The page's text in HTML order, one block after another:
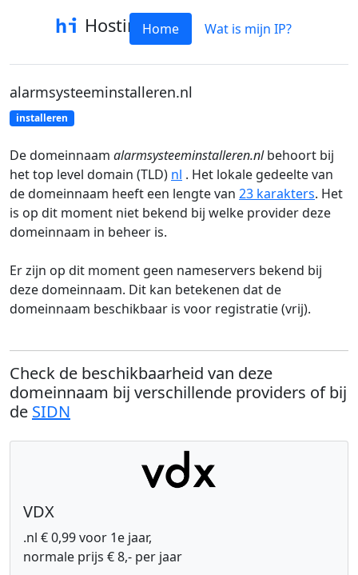
HostinfoHome Wat is mijn IP?
alarmsysteeminstalleren.nl
installeren
De domeinnaam alarmsysteeminstalleren.nlbehoort bij
het top level domain (TLD) nl . Het lokale gedeelte van
de domeinnaam heeft een lengte van 23 karakters. Het
is op dit moment niet bekend bij welke provider deze
domeinnaam in beheer is.
Er zijn op dit moment geen nameservers bekend bij
deze domeinnaam. Dit kan betekenen dat de
domeinnaam beschikbaar is voor registratie (vrij).
Check de beschikbaarheid van deze
domeinnaam bij verschillende providers of bij
de SIDN
VDX
.nl € 0,99 voor 1e jaar,
normale prijs € 8,- per jaar